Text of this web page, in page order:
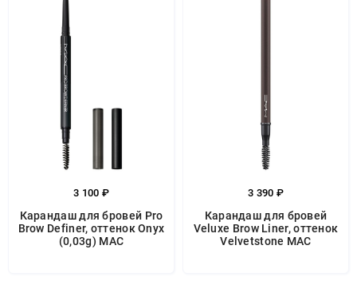
3 100 ₽
Карандаш для бровей Pro
Brow Definer, оттенок Onyx
(0,03g) MAC
3 390 ₽
Карандаш для бровей
Veluxe Brow Liner, оттенок
Velvetstone MAC